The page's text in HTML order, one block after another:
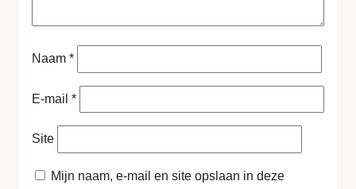
Naam *
E-mail *
Site
Mijn naam, e-mail en site opslaan in deze